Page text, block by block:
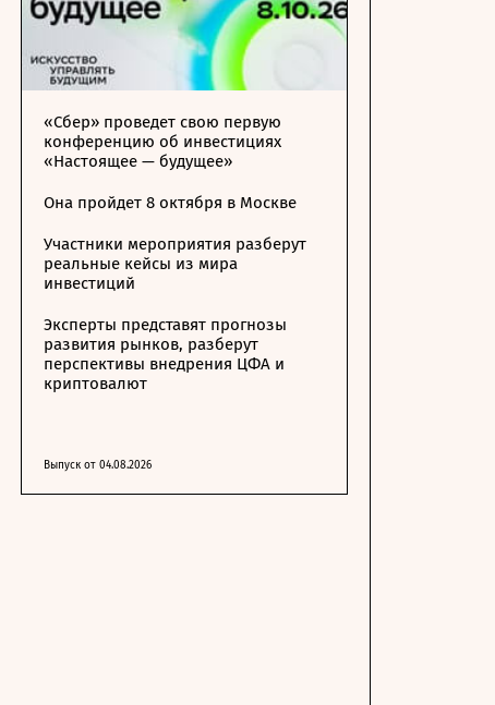
«Сбер» проведет свою первую
конференцию об инвестициях
«Настоящее — будущее»
Она пройдет 8 октября в Москве
Участники мероприятия разберут
реальные кейсы из мира
инвестиций
Эксперты представят прогнозы
развития рынков, разберут
перспективы внедрения ЦФА и
криптовалют
Выпуск от 04.08.2026